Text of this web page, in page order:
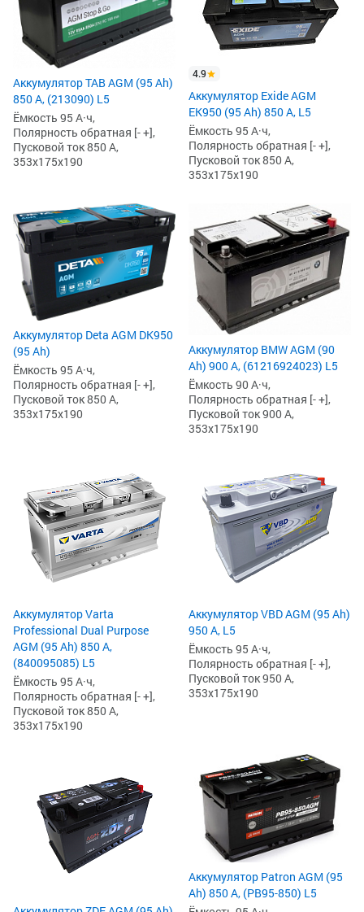
Аккумулятор TAB AGM (95 Ah)
850 А, (213090) L5
Ёмкость 95 А·ч,
Полярность обратная [- +],
Пусковой ток 850 А,
353x175x190
4.9
Аккумулятор Exide AGM
EK950 (95 Ah) 850 А, L5
Ёмкость 95 А·ч,
Полярность обратная [- +],
Пусковой ток 850 А,
353x175x190
Аккумулятор Deta AGM DK950
(95 Ah)
Ёмкость 95 А·ч,
Полярность обратная [- +],
Пусковой ток 850 А,
353x175x190
Аккумулятор BMW AGM (90
Ah) 900 А, (61216924023) L5
Ёмкость 90 А·ч,
Полярность обратная [- +],
Пусковой ток 900 А,
353x175x190
Аккумулятор Varta
Professional Dual Purpose
AGM (95 Ah) 850 А,
(840095085) L5
Ёмкость 95 А·ч,
Полярность обратная [- +],
Пусковой ток 850 А,
353x175x190
Аккумулятор VBD AGM (95 Ah)
950 А, L5
Ёмкость 95 А·ч,
Полярность обратная [- +],
Пусковой ток 950 А,
353x175x190
Аккумулятор Patron AGM (95
Ah) 850 А, (PB95-850) L5